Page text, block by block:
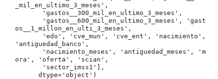
_mil_en_ultimo_3_meses',
os__1_millon_en_ulti_3_meses',
'antiguedad_banco',
ora', 'oferta', 'scian',
      dtype='object')